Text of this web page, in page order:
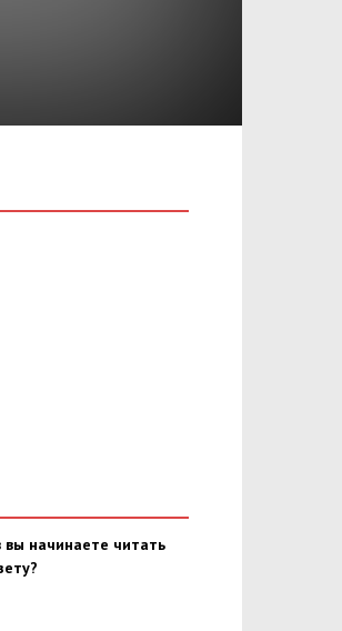
вы начинаете читать